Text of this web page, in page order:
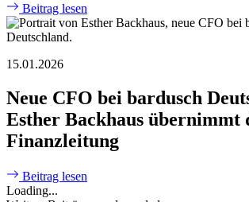
Beitrag lesen
15.01.2026
Neue CFO bei bardusch
Esther Backhaus übernimmt
Finanzleitung
Beitrag lesen
Loading...